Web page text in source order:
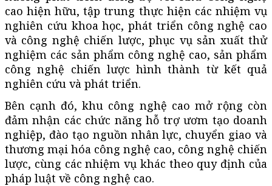
cao hiện hữu, tập trung thực hiện các nhiệm vụ
nghiên cứu khoa học, phát triển công nghệ cao
và công nghệ chiến lược, phục vụ sản xuất thử
nghiệm các sản phẩm công nghệ cao, sản phẩm
công nghệ chiến lược hình thành từ kết quả
nghiên cứu và phát triển.
Bên cạnh đó, khu công nghệ cao mở rộng còn
đảm nhận các chức năng hỗ trợ ươm tạo doanh
nghiệp, đào tạo nguồn nhân lực, chuyển giao và
thương mại hóa công nghệ cao, công nghệ chiến
lược, cùng các nhiệm vụ khác theo quy định của
pháp luật về công nghệ cao.